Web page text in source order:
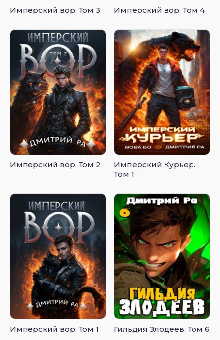
Имперский вор. Том 3 Имперский вор. Том 4
Имперский вор. Том 2
Имперский Курьер.
Том 1
Имперский вор. Том 1 Гильдия Злодеев. Том 6